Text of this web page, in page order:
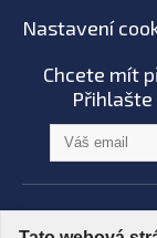
Nastavení
Chcete mít